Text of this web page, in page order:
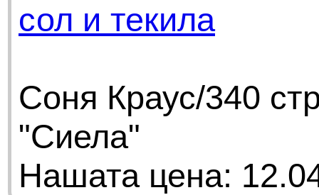
сол и текила
Соня Краус/340
"Сиела"
Нашата цена: